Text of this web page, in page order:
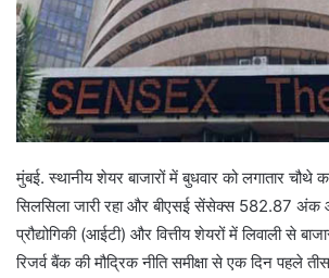
मुंबई. स्थानीय शेयर बाजारों में बुधवार को लगातार चौथे
सिलसिला जारी रहा और बीएसई सेंसेक्स 582.87 अंक
प्रौद्योगिकी (आईटी) और वित्तीय शेयरों में लिवाली से
रिजर्व बैंक की मौद्रिक नीति समीक्षा से एक दिन पहले